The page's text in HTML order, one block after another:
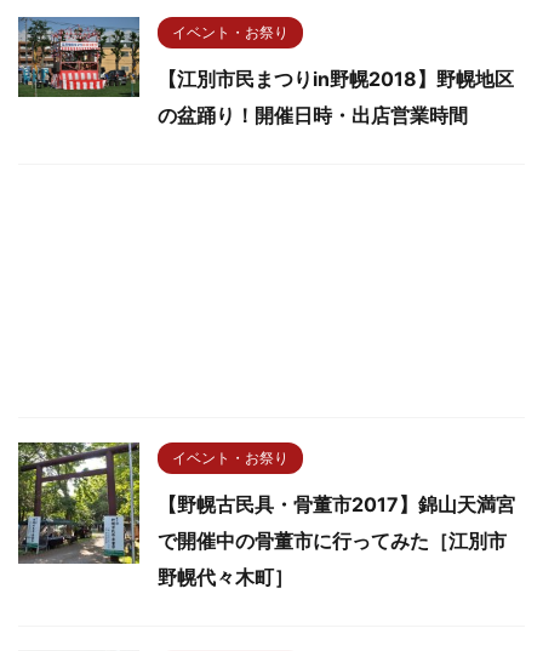
イベント・お祭り
【江別市民まつりin野幌2018】野幌地区
の盆踊り！開催日時・出店営業時間
イベント・お祭り
【野幌古民具・骨董市2017】錦山天満宮
で開催中の骨董市に行ってみた［江別市
野幌代々木町］